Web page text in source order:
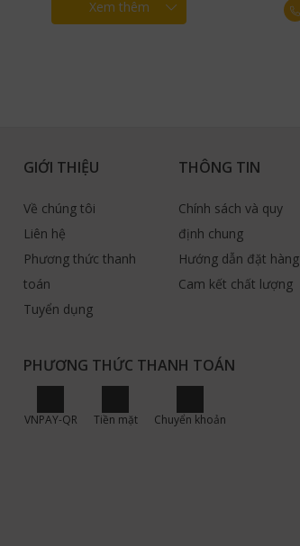
Xem thêm
GIỚI THIỆU
Về chúng tôi
Liên hệ
Phương thức thanh
toán
Tuyển dụng
THÔNG TIN
Chính sách và quy
định chung
Hướng dẫn đặt hàng
Cam kết chất lượng
PHƯƠNG THỨC THANH TOÁN
VNPAY-QR Tiền mặt Chuyển khoản